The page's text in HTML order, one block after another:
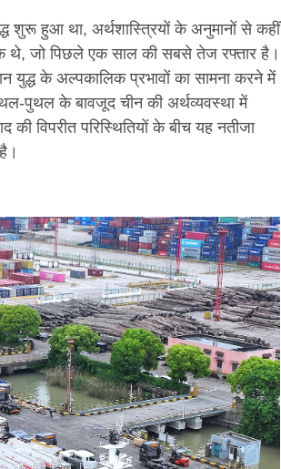
शुरू हुआ था, अर्थशास्त्रियों के अनुमानों से कहीं
थे, जो पिछले एक साल की सबसे तेज रफ्तार है।
युद्ध के अल्पकालिक प्रभावों का सामना करने में
पुथल के बावजूद चीन की अर्थव्यवस्था में
विपरीत परिस्थितियों के बीच यह नतीजा